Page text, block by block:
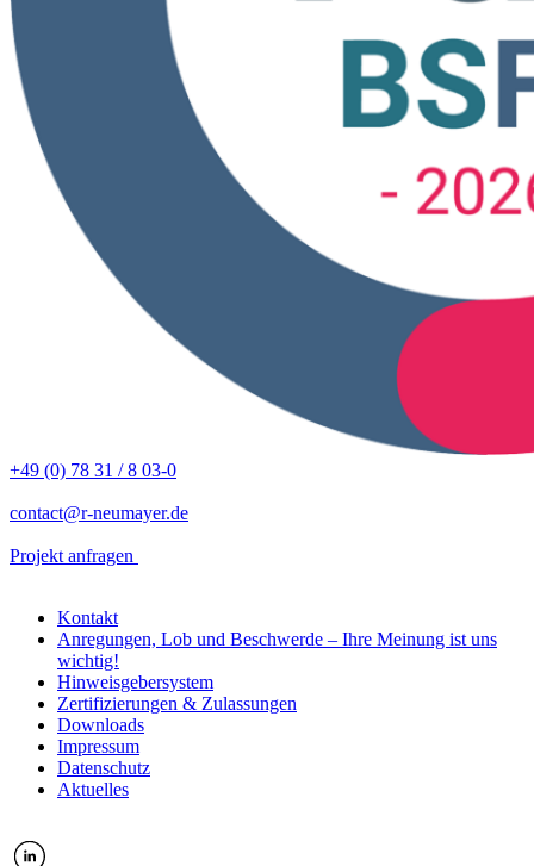
+49 (0) 78 31 / 8 03-0
contact@r-neumayer.de
Projekt anfragen
Kontakt
Anregungen, Lob und Beschwerde – Ihre Meinung ist uns
wichtig!
Hinweisgebersystem
Zertifizierungen & Zulassungen
Downloads
Impressum
Datenschutz
Aktuelles